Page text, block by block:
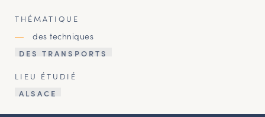
THÉMATIQUE
des techniques
DES TRANSPORTS
LIEU ÉTUDIÉ
ALSACE